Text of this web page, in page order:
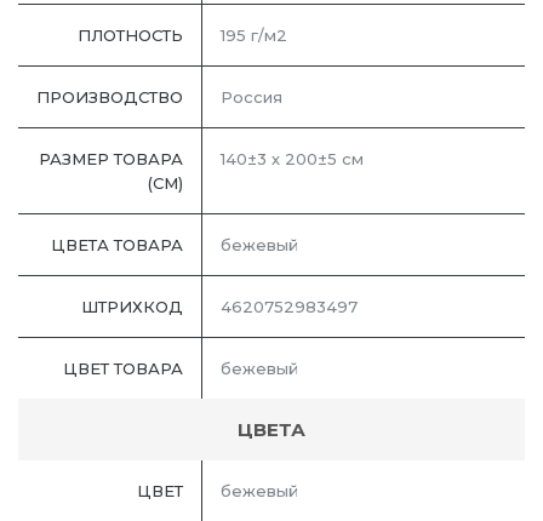
ПЛОТНОСТЬ 195 г/м2
ПРОИЗВОДСТВО Россия
РАЗМЕР ТОВАРА
(СМ)
140±3 х 200±5 см
ЦВЕТА ТОВАРА бежевый
ШТРИХКОД 4620752983497
ЦВЕТ ТОВАРА бежевый
ЦВЕТА
ЦВЕТ бежевый